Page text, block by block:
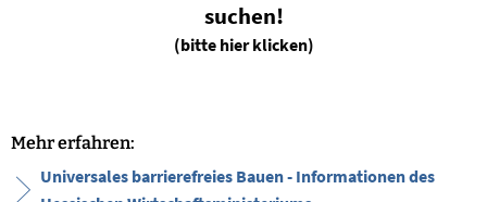
suchen!
(bitte hier klicken)
Mehr erfahren:
Universales barrierefreies Bauen - Informationen des